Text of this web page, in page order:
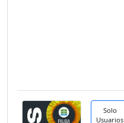
Solo
Usuarios